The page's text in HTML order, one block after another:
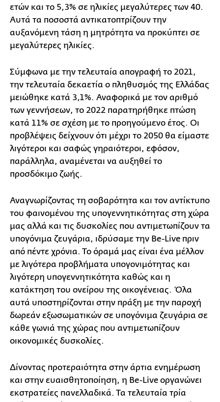
ετών και το 5,3% σε ηλικίες μεγαλύτερες των 40.
Αυτά τα ποσοστά αντικατοπτρίζουν την
αυξανόμενη τάση η μητρότητα να προκύπτει σε
μεγαλύτερες ηλικίες.
Σύμφωνα με την τελευταία απογραφή το 2021,
την τελευταία δεκαετία ο πληθυσμός της Ελλάδας
μειώθηκε κατά 3,1%. Αναφορικά με τον αριθμό
των γεννήσεων, το 2022 παρατηρήθηκε πτώση
κατά 11% σε σχέση με το προηγούμενο έτος. Οι
προβλέψεις δείχνουν ότι μέχρι το 2050 θα είμαστε
λιγότεροι και σαφώς γηραιότεροι, εφόσον,
παράλληλα, αναμένεται να αυξηθεί το
προσδόκιμο ζωής.
Αναγνωρίζοντας τη σοβαρότητα και τον αντίκτυπο
του φαινομένου της υπογεννητικότητας στη χώρα
μας αλλά και τις δυσκολίες που αντιμετωπίζουν τα
υπογόνιμα ζευγάρια, ιδρύσαμε την Be-Live πριν
από πέντε χρόνια. Το όραμά μας είναι ένα μέλλον
με λιγότερα προβλήματα υπογονιμότητας και
λιγότερη υπογεννητικότητα καθώς και η
κατάκτηση του ονείρου της οικογένειας. Όλα
αυτά υποστηρίζονται στην πράξη με την παροχή
δωρεάν εξωσωματικών σε υπογόνιμα ζευγάρια σε
κάθε γωνιά της χώρας που αντιμετωπίζουν
οικονομικές δυσκολίες.
Δίνοντας προτεραιότητα στην άρτια ενημέρωση
και στην ευαισθητοποίηση, η Be-Live οργανώνει
εκστρατείες πανελλαδικά. Τα τελευταία τρία